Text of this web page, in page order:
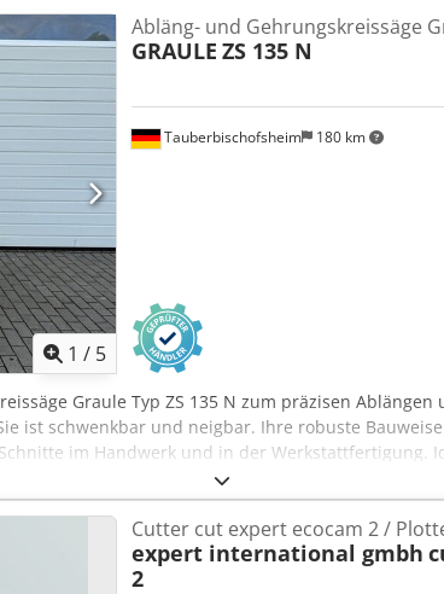
1 / 5
Tauberbischofsheim 180 km
Abläng- und Gehrungskreissäge
GRAULE ZS 135 N
Graule Typ ZS 135 N zum präzisen
ist schwenkbar und neigbar. Ihre robuste
im Handwerk und in der Werkstattfertigung.
~ 460 mm Dsdpfxjzrywqj Agpjck
Cutter cut expert ecocam 2 /
expert international gmbh
2